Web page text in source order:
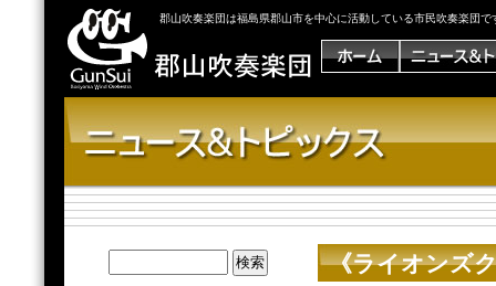
郡山吹奏楽団は福島県郡山市を中心に活動している市民吹奏楽団で
《ライオンズ